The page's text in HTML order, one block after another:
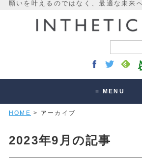
≡ MENU
講座・セッション
HOME > アーカイブ
2023年9月の記事